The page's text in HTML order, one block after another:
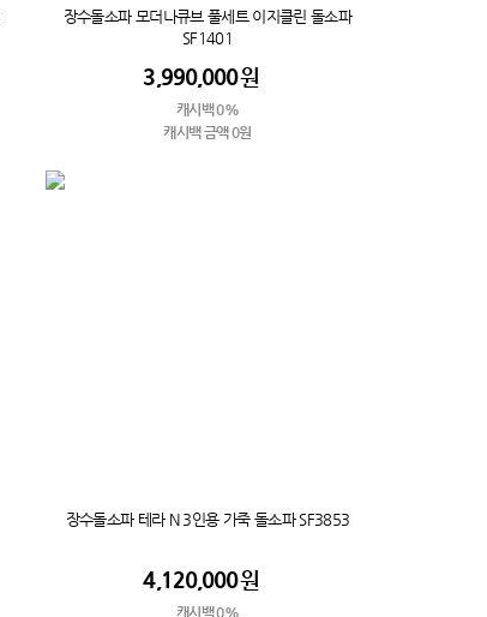
장수돌소파 모더나큐브 풀세트 이지클린 돌소파
SF1401
3,990,000원
캐시백 0%
캐시백 금액 0원
장수돌소파 테라 N 3인용 가죽 돌소파 SF3853
4,120,000원
캐시백 0%